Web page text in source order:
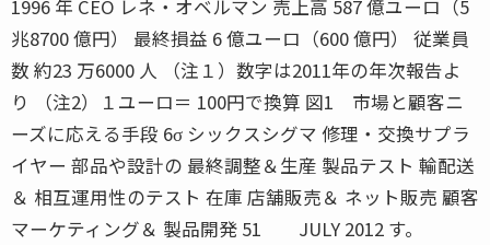
1996 年 CEO レネ・オベルマン 売上高 587 億ユーロ（5
兆8700 億円） 最終損益 6 億ユーロ（600 億円） 従業員
数 約23 万6000 人 （注１）数字は2011年の年次報告よ
り （注2）１ユーロ＝ 100円で換算 図1 市場と顧客ニ
ーズに応える手段 6σ シックスシグマ 修理・交換サプラ
イヤー 部品や設計の 最終調整＆生産 製品テスト 輸配送
＆ 相互運用性のテスト 在庫 店舗販売＆ ネット販売 顧客
マーケティング＆ 製品開発 51 JULY 2012 す。